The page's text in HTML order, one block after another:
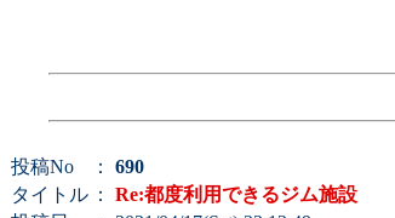
投稿No ： 690
タイトル ： Re:都度利用できるジム施設